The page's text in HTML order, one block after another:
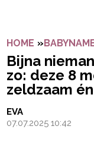
HOME »
Bijna
zo: deze 8
zeldzaam
EVA
07.07.2025 10:42